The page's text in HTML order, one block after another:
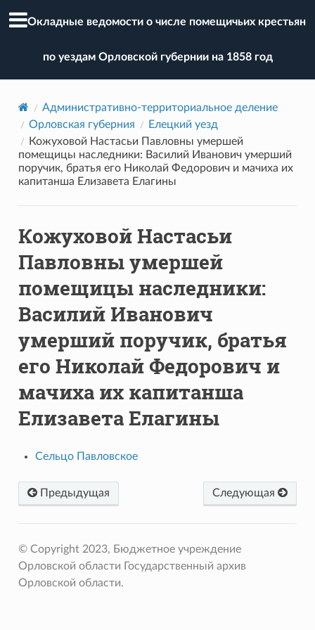
Окладные ведомости о числе помещичьих крестьян
по уездам Орловской губернии на 1858 год
Административно-территориальное деление
Орловская губерния
Елецкий уезд
Кожуховой Настасьи Павловны умершей
помещицы наследники: Василий Иванович умерший
поручик, братья его Николай Федорович и мачиха их
капитанша Елизавета Елагины
Кожуховой Настасьи
Павловны умершей
помещицы наследники:
Василий Иванович
умерший поручик, братья
его Николай Федорович и
мачиха их капитанша
Елизавета Елагины
Сельцо Павловское
Предыдущая Следующая
© Copyright 2023, Бюджетное учреждение
Орловской области Государственный архив
Орловской области.